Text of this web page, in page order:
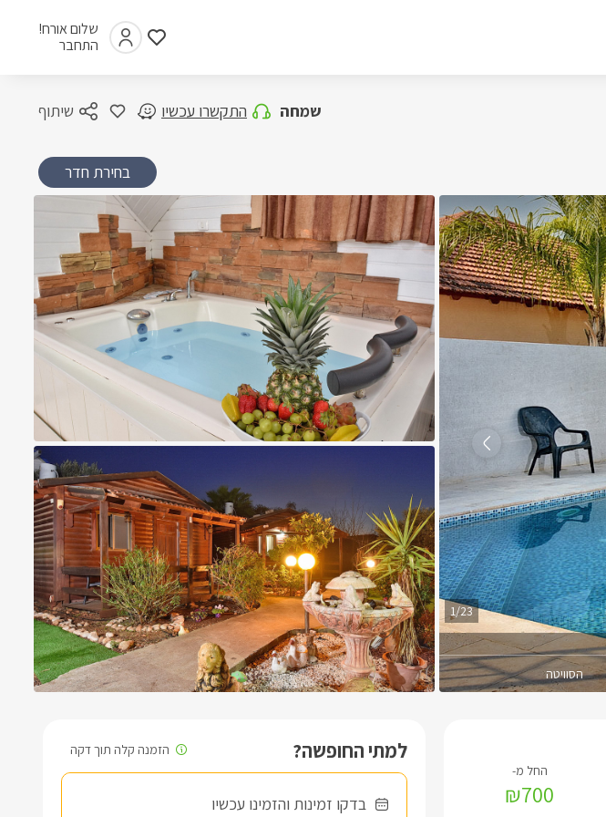
שלום אורח!
התחבר
שיתוף שמחה התקשרו עכשיו
בחירת חדר
1/23
הסוויטה
למתי החופשה?
בדקו זמינות והזמינו עכשיו ₪700